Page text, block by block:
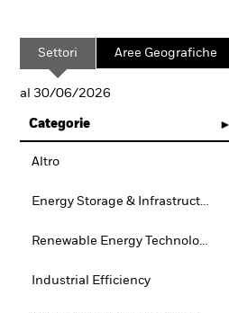
Settori Aree Geografiche
al 30/06/2026
Categorie
Altro
Energy Storage & Infrastructure
Renewable Energy Technology
Industrial Efficiency